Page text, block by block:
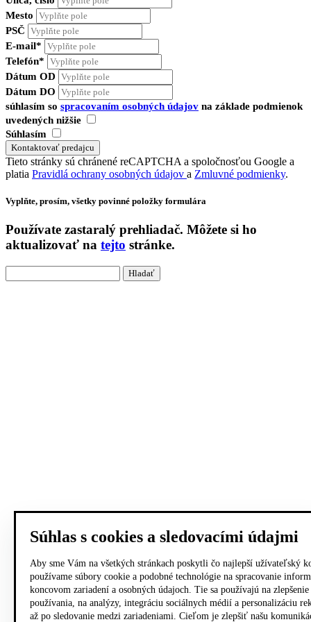
Mesto
PSČ
E-mail*
Telefón*
Dátum OD
Dátum DO
súhlasím so spracovaním osobných údajov na základe podmienok
uvedených nižšie
Súhlasím
Tieto stránky sú chránené reCAPTCHA a spoločnosťou Google a
platia Pravidlá ochrany osobných údajov a Zmluvné podmienky.
Vyplňte, prosím, všetky povinné položky formulára
Používate zastaralý prehliadač. Môžete si ho
aktualizovať na tejto stránke.
Súhlas s cookies a sledovacími údajmi
Aby sme Vám na všetkých stránkach poskytli čo najlepší užívateľský
používame súbory cookie a podobné technológie na spracovanie
koncovom zariadení a osobných údajoch. Tie sa používajú na zlepšenie
používania, na analýzy, integráciu sociálnych médií a personalizáciu
až po sledovanie medzi zariadeniami. Cieľom je zlepšiť našu